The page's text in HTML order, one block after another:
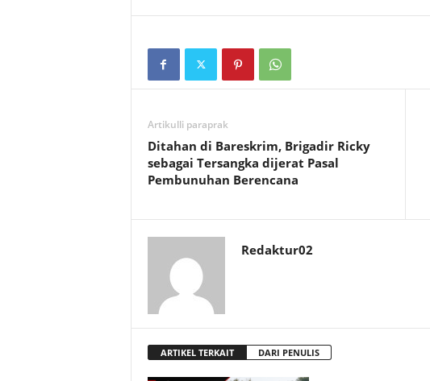
Artikulli paraprak
Ditahan di Bareskrim, Brigadir Ricky
sebagai Tersangka dijerat Pasal
Pembunuhan Berencana
Redaktur02
ARTIKEL TERKAIT DARI PENULIS